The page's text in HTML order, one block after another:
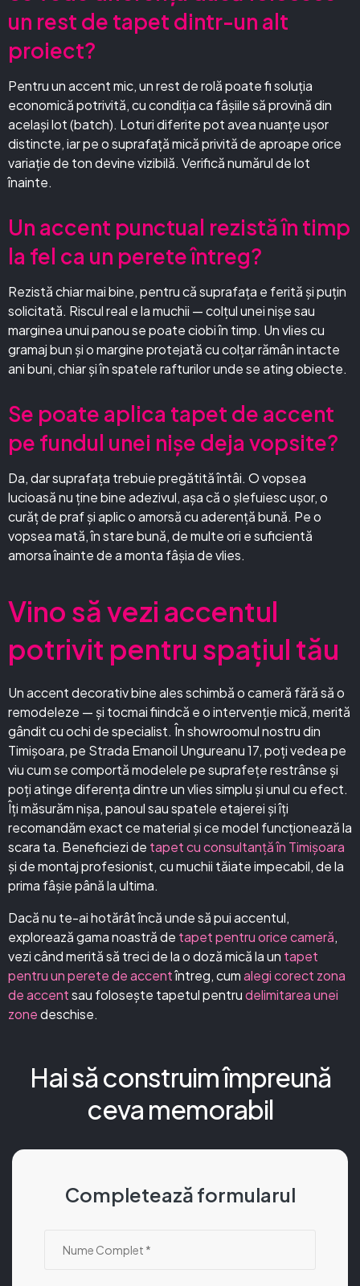
un rest de tapet dintr-un alt
proiect?
Pentru un accent mic, un rest de rolă poate fi soluția
economică potrivită, cu condiția ca fâșiile să provină din
același lot (batch). Loturi diferite pot avea nuanțe ușor
distincte, iar pe o suprafață mică privită de aproape orice
variație de ton devine vizibilă. Verifică numărul de lot
înainte.
Un accent punctual rezistă în timp
la fel ca un perete întreg?
Rezistă chiar mai bine, pentru că suprafața e ferită și puțin
solicitată. Riscul real e la muchii — colțul unei nișe sau
marginea unui panou se poate ciobi în timp. Un vlies cu
gramaj bun și o margine protejată cu colțar rămân intacte
ani buni, chiar și în spatele rafturilor unde se ating obiecte.
Se poate aplica tapet de accent
pe fundul unei nișe deja vopsite?
Da, dar suprafața trebuie pregătită întâi. O vopsea
lucioasă nu ține bine adezivul, așa că o șlefuiesc ușor, o
curăț de praf și aplic o amorsă cu aderență bună. Pe o
vopsea mată, în stare bună, de multe ori e suficientă
amorsa înainte de a monta fâșia de vlies.
Vino să vezi accentul
potrivit pentru spațiul tău
Un accent decorativ bine ales schimbă o cameră fără să o
remodeleze — și tocmai fiindcă e o intervenție mică, merită
gândit cu ochi de specialist. În showroomul nostru din
Timișoara, pe Strada Emanoil Ungureanu 17, poți vedea pe
viu cum se comportă modelele pe suprafețe restrânse și
poți atinge diferența dintre un vlies simplu și unul cu efect.
Îți măsurăm nișa, panoul sau spatele etajerei și îți
recomandăm exact ce material și ce model funcționează la
scara ta. Beneficiezi de tapet cu consultanță în Timișoara
și de montaj profesionist, cu muchii tăiate impecabil, de la
prima fâșie până la ultima.
Dacă nu te-ai hotărât încă unde să pui accentul,
explorează gama noastră de tapet pentru orice cameră,
vezi când merită să treci de la o doză mică la un tapet
pentru un perete de accentîntreg, cumalegi corect zona
de accentsau folosește tapetul pentrudelimitarea unei
zonedeschise.
Hai să construim împreună
ceva memorabil
Completează formularul